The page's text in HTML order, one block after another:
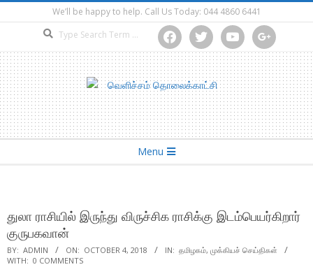
to
We’ll be happy to help. Call Us Today: 044 4860 6441
facebooktwitter youtube google
Menu
துலா ராசியில் இருந்து விருச்சிக ராசிக்கு இடம்பெயர்கிறார்
குருபகவான்
BY: ADMIN ON: OCTOBER 4, 2018 IN: தமிழகம், முக்கியச் செய்திகள்
WITH: 0 COMMENTS